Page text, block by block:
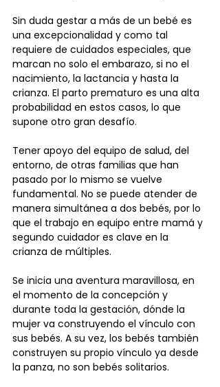
Sin duda gestar a más de un bebé es
una excepcionalidad y como tal
requiere de cuidados especiales, que
marcan no solo el embarazo, si no el
nacimiento, la lactancia y hasta la
crianza. El parto prematuro es una alta
probabilidad en estos casos, lo que
supone otro gran desafío.
Tener apoyo del equipo de salud, del
entorno, de otras familias que han
pasado por lo mismo se vuelve
fundamental. No se puede atender de
manera simultánea a dos bebés, por lo
que el trabajo en equipo entre mamá y
segundo cuidador es clave en la
crianza de múltiples.
Se inicia una aventura maravillosa, en
el momento de la concepción y
durante toda la gestación, dónde la
mujer va construyendo el vínculo con
sus bebés. A su vez, los bebés también
construyen su propio vínculo ya desde
la panza, no son bebés solitarios.